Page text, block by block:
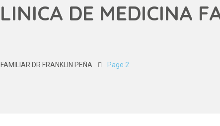
DE MEDICINA
DR FRANKLIN PEÑA Page 2